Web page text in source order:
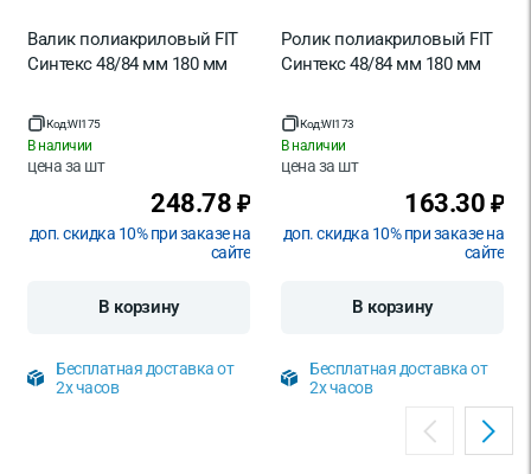
Валик полиакриловый FIT
Синтекс 48/84 мм 180 мм
Код:WI175
В наличии
цена за шт
248.78 ₽
доп. скидка 10% при заказе на
сайте
В корзину
Бесплатная доставка от
2х часов
Ролик полиакриловый FIT
Синтекс 48/84 мм 180 мм
Код:WI173
В наличии
цена за шт
163.30 ₽
доп. скидка 10% при заказе на
сайте
В корзину
Бесплатная доставка от
2х часов